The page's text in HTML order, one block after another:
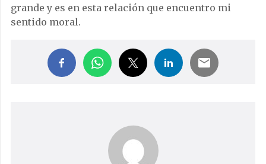
grande y es en esta relación que encuentro mi
sentido moral.